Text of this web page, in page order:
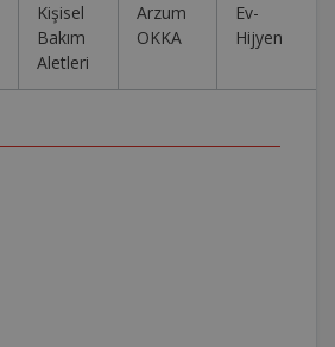
Kişisel
Bakım
Aletleri
Arzum
OKKA
Ev-
Hijyen